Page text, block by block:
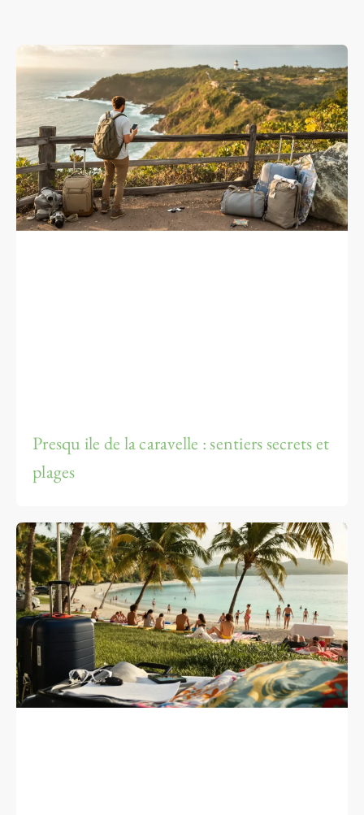
Presqu ile de la caravelle : sentiers secrets et
plages